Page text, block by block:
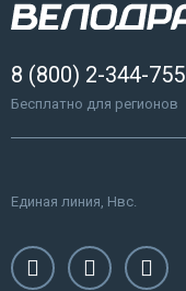
8 (800) 2-344-755
Бесплатно для регионов
Единая линия, Нвс.